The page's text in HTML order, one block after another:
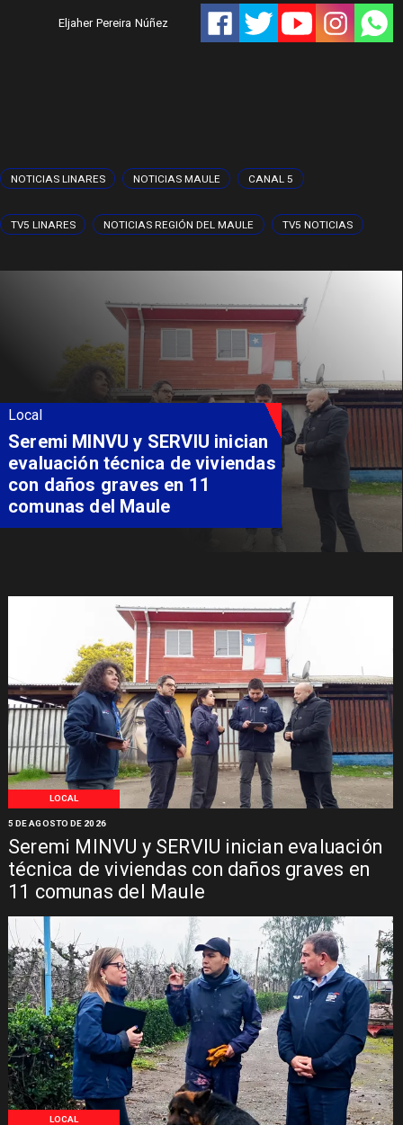
Eljaher Pereira Núñez
NOTICIAS LINARES NOTICIAS MAULE CANAL 5
TV5 LINARES NOTICIAS REGIÓN DEL MAULE TV5 NOTICIAS
LOCAL
Seremi MINVU y SERVIU inician evaluación
técnica de viviendas con daños graves en
11 comunas del Maule
5 DE AGOSTO DE 2026
LOCAL
Local
Fondo Orasmi entrega apoyo a
familia de Romeral para
costear alimentación
especializada de niño con
Síndrome de Intestino Corto